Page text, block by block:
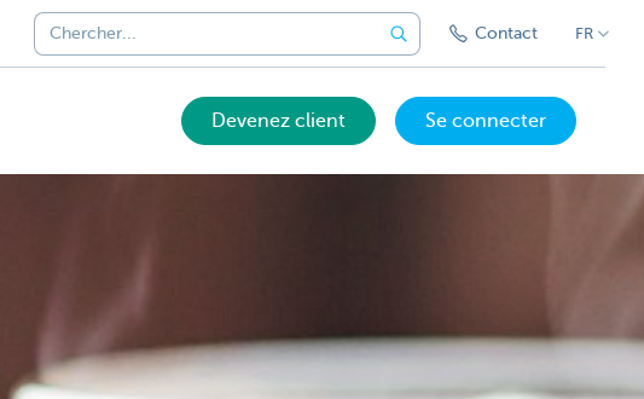
Contact FR
Devenez client Se connecter